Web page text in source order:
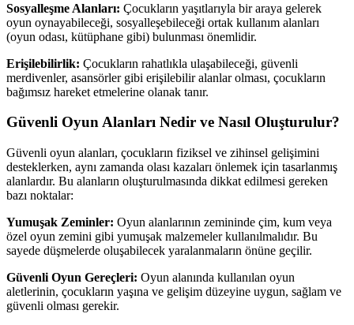
Sosyalleşme Alanları: Çocukların yaşıtlarıyla bir araya gelerek
oyun oynayabileceği, sosyalleşebileceği ortak kullanım alanları
(oyun odası, kütüphane gibi) bulunması önemlidir.
Erişilebilirlik: Çocukların rahatlıkla ulaşabileceği, güvenli
merdivenler, asansörler gibi erişilebilir alanlar olması, çocukların
bağımsız hareket etmelerine olanak tanır.
Güvenli Oyun Alanları Nedir ve Nasıl Oluşturulur?
Güvenli oyun alanları, çocukların fiziksel ve zihinsel gelişimini
desteklerken, aynı zamanda olası kazaları önlemek için tasarlanmış
alanlardır. Bu alanların oluşturulmasında dikkat edilmesi gereken
bazı noktalar:
Yumuşak Zeminler: Oyun alanlarının zemininde çim, kum veya
özel oyun zemini gibi yumuşak malzemeler kullanılmalıdır. Bu
sayede düşmelerde oluşabilecek yaralanmaların önüne geçilir.
Güvenli Oyun Gereçleri: Oyun alanında kullanılan oyun
aletlerinin, çocukların yaşına ve gelişim düzeyine uygun, sağlam ve
güvenli olması gerekir.